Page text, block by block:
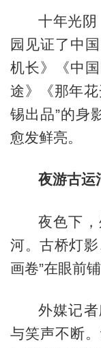
十年光阴
园见证了中
机长》《中
途》《那年
锡出品”的身
愈发鲜亮。
夜游古运
夜色下
河。古桥灯
画卷”在眼前铺
外媒记
与笑声不断